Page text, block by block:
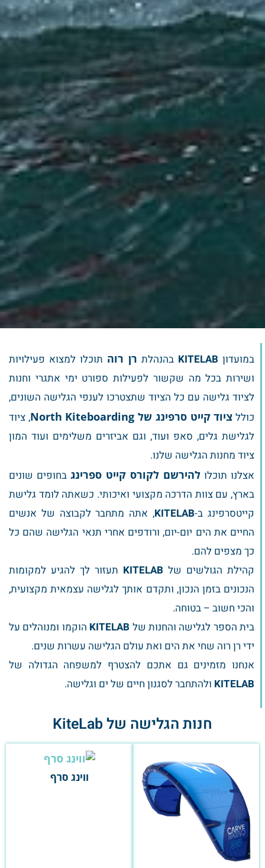
במועדון KITELAB בהנהלת רן רוה תוכלו למצוא פעילויות
ושירות בכל מה שקשור לפעילות ספורט ימי אתגרי וחנות
לציוד גלישה עם כל הציוד שתצטרכו לענפי הגלישה השונים,
כולל ציוד קייט סרפינג של North Kiteboarding
, ציוד
לגלישת גלים, סאפ ועוד, וגם אביזרים משלימים ועוד המון
ציוד מחנות הגלישה שלנו.
אצלנו תוכלו להירשם לקורס קייט ספרינג בחופים שונים
בארץ, עם צוות הדרכה מקצועי ואיכותי. כשאתה לומד גלישת
קייטסרפינג ב-KITELAB, אתה מתחבר לקבוצה של אנשים
החיים את הים יום-יום, ורודפים אחרי תנאי הגלישה שהם כל
כך מצפים להם.
קהילת הגולשים של KITELAB תעזור לך להגיע למקומות
הנכונים בזמן הנכון, ותקדם אותך לגלישה עצמאית מקצועית,
והכי חשוב – בטוחה.
בית הספר לגלישה והחנות של KITELAB הוקמו ומנוהלים על
ידי רן רוה שחי את הים ואת עולם הגלישה עשרות שנים.
אנחנו מזמינים גם אתכם להצטרף למשפחה הגדולה של
KITELAB ולהתחבר לסגנון חיים של ים וגלישה.
חנות הגלישה של KiteLab
ווינג סרף